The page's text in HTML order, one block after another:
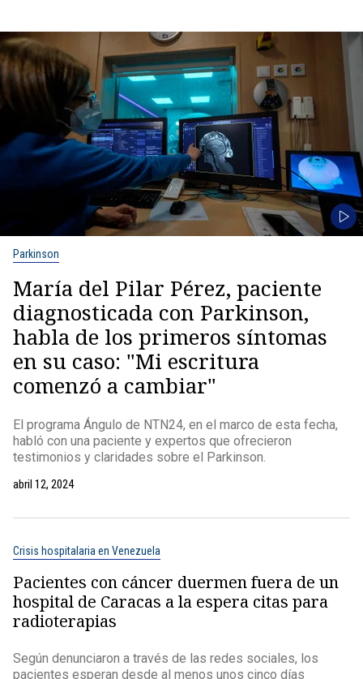
Parkinson
María del Pilar Pérez, paciente
diagnosticada con Parkinson,
habla de los primeros síntomas
en su caso: "Mi escritura
comenzó a cambiar"
El programa Ángulo de NTN24, en el marco de esta fecha,
habló con una paciente y expertos que ofrecieron
testimonios y claridades sobre el Parkinson.
abril 12, 2024
Crisis hospitalaria en Venezuela
Pacientes con cáncer duermen fuera de un
hospital de Caracas a la espera citas para
radioterapias
Según denunciaron a través de las redes sociales, los
pacientes esperan desde al menos unos cinco días